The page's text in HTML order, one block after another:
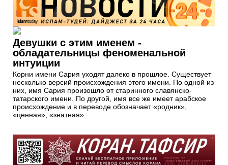
Девушки с этим именем -
обладательницы феноменальной
интуиции
Корни имени Сария уходят далеко в прошлое. Существует
несколько версий происхождения этого имени. По одной из
них, имя Сария произошло от старинного славянско-
татарского имени. По другой, имя все же имеет арабское
происхождение и в переводе обозначает «родник»,
«ценная», «знатная».